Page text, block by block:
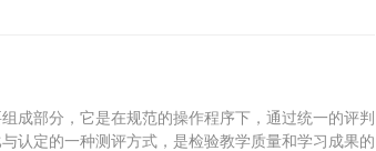
成部分，它是在规范的操作程序下，通过统一的评判
认定的一种测评方式，是检验教学质量和学习成果的